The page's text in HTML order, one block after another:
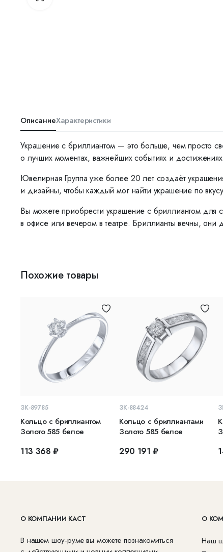
ОписаниеХарактеристики
Украшение с бриллиантом — это больше, чем просто
о лучших моментах, важнейших событиях и
Ювелирная Группа уже более 20 лет создаёт
и дизайны, чтобы каждый мог найти украшение по
Вы можете приобрести украшение с бриллиантом для
в офисе или вечером в театре. Бриллианты вечны, они
Похожие товары
ЗК-89785
Кольцо с бриллиантом
Золото 585 белое
113 368 ₽
ЗК-88424
Кольцо с бриллиантами
Золото 585 белое
290 191 ₽
О КОМПАНИИ КАСТ
В нашем шоу-руме вы можете познакомиться
О
Наш